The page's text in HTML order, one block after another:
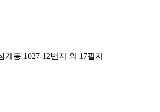
동 1027-12번지 외 17필지